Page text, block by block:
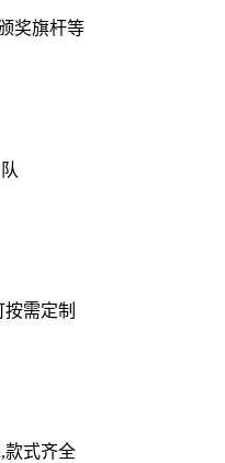
奖旗杆等
需定制
款式齐全